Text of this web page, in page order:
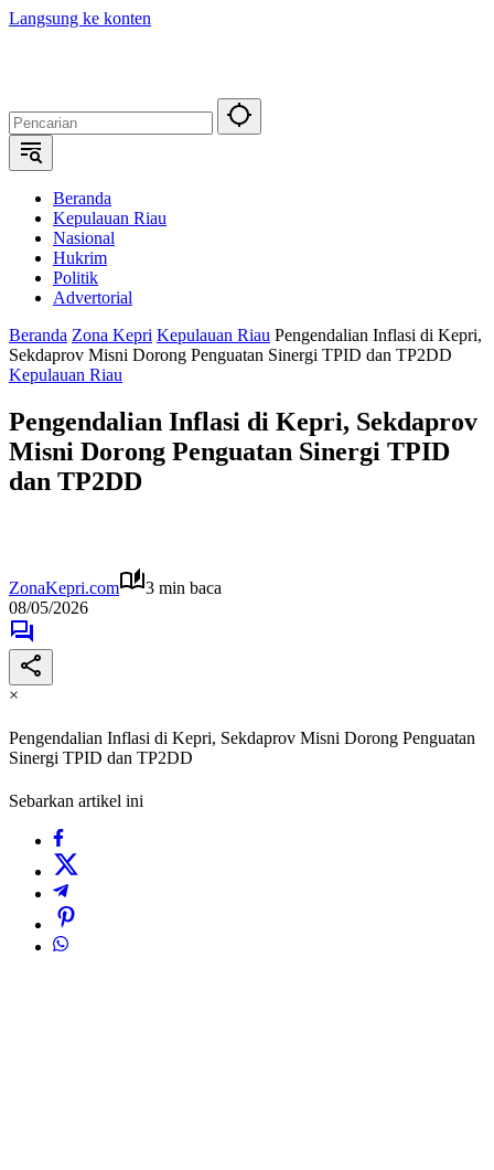
Langsung ke konten
Beranda
Kepulauan Riau
Nasional
Hukrim
Politik
Advertorial
Beranda Zona Kepri Kepulauan Riau Pengendalian Inflasi di Kepri,
Sekdaprov Misni Dorong Penguatan Sinergi TPID dan TP2DD
Kepulauan Riau
Pengendalian Inflasi di Kepri, Sekdaprov
Misni Dorong Penguatan Sinergi TPID
dan TP2DD
ZonaKepri.com
3 min baca
08/05/2026
×
Pengendalian Inflasi di Kepri, Sekdaprov Misni Dorong Penguatan
Sinergi TPID dan TP2DD
Sebarkan artikel ini